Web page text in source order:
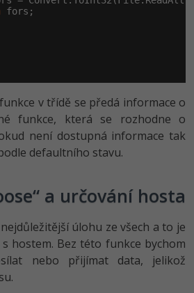
fors;
v třídě se předá informace o
funkce, která se rozhodne o
není dostupná informace tak
defaultního stavu.
a určování hosta
úlohu ze všech a to je
hostem. Bez této funkce bychom
nebo přijímat data, jelikož